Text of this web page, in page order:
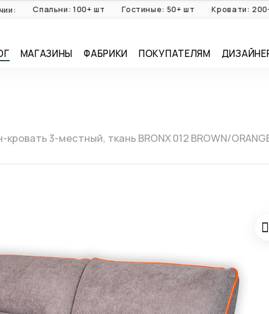
Спальни: 100+ шт Гостиные: 50+ шт Кровати: 200+ шт
МАГАЗИНЫ ФАБРИКИ ПОКУПАТЕЛЯМ
кровать 3-местный, ткань BRONX 012 BROWN/